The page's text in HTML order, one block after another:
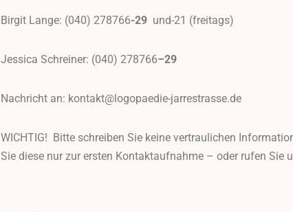
Birgit Lange: (040) 278766-29 und-21 (freitags)
Jessica Schreiner: (040) 278766–29
Nachricht an: kontakt@logopaedie-jarrestrasse.de
WICHTIG! Bitte schreiben Sie keine vertraulichen
Sie diese nur zur ersten Kontaktaufnahme – oder rufen Sie